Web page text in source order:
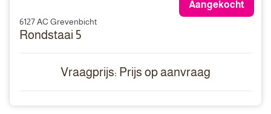
Aangekocht
6127 AC Grevenbicht
Rondstaai 5
Vraagprijs: Prijs op aanvraag